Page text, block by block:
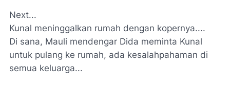
Next...
Kunal meninggalkan rumah dengan kopernya....
Di sana, Mauli mendengar Dida meminta Kunal
untuk pulang ke rumah, ada kesalahpahaman di
semua keluarga...